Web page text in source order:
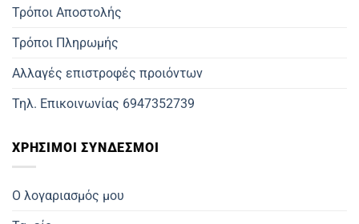
Τρόποι Αποστολής
Τρόποι Πληρωμής
Αλλαγές επιστροφές προιόντων
Τηλ. Επικοινωνίας 6947352739
ΧΡΗΣΙΜΟΙ ΣΥΝΔΕΣΜΟΙ
Ο λογαριασμός μου